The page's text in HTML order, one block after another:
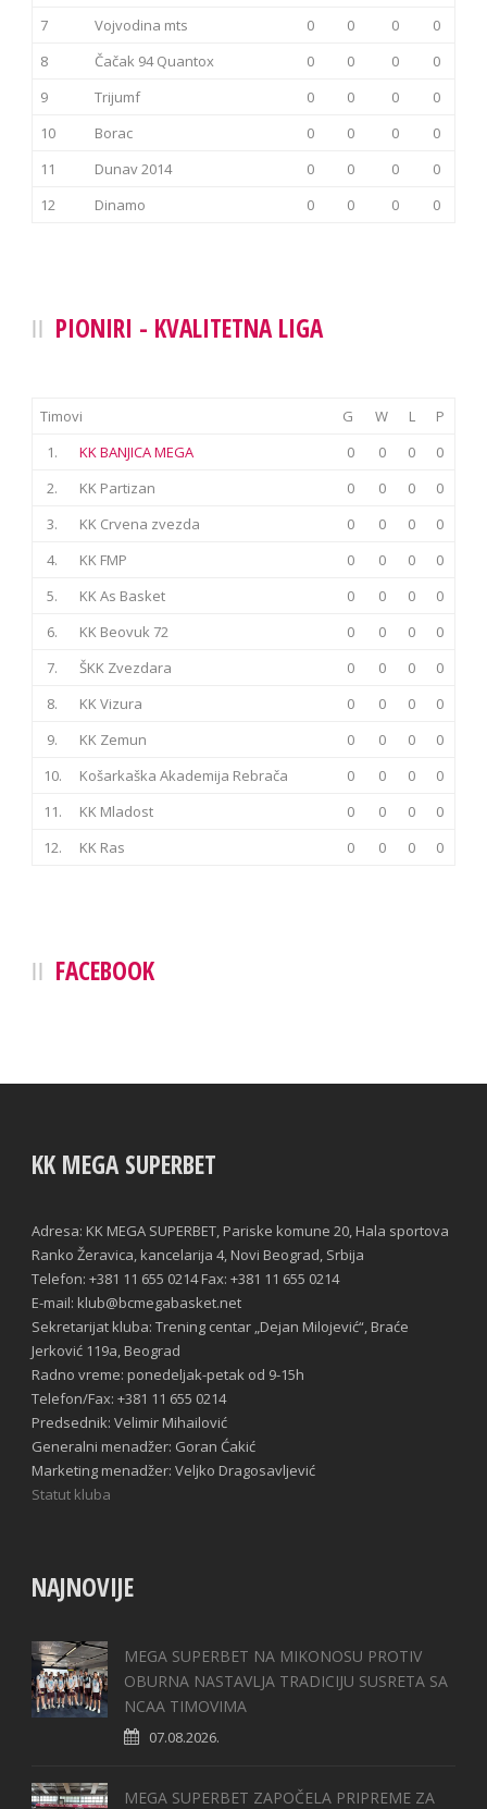
7
Vojvodina mts 0 0 0
0
8
Čačak 94 Quantox 0 0 0
0
9
Trijumf 0 0 0
0
10
Borac 0 0 0
0
11
Dunav 2014 0 0 0
0
12
Dinamo 0 0 0 0
PIONIRI - KVALITETNA LIGA
Timovi G W L
P
1.
KK BANJICA MEGA 0 0 0
0
2.
KK Partizan 0 0 0
0
3.
KK Crvena zvezda 0 0 0
0
4.
KK FMP 0 0 0
0
5.
KK As Basket 0 0 0
0
6.
KK Beovuk 72 0 0 0
0
7.
ŠKK Zvezdara 0 0 0
0
8.
KK Vizura 0 0 0
0
9.
KK Zemun 0 0 0
0
10.
Košarkaška Akademija Rebrača 0 0 0
0
11.
KK Mladost 0 0 0
0
12.
KK Ras 0 0 0 0
FACEBOOK
KK MEGA SUPERBET
Adresa: KK MEGA SUPERBET, Pariske komune 20, Hala sportova
Ranko Žeravica, kancelarija 4, Novi Beograd, Srbija
Telefon: +381 11 655 0214 Fax: +381 11 655 0214
E-mail: klub@bcmegabasket.net
Sekretarijat kluba: Trening centar „Dejan Milojević“, Braće
Jerković 119a, Beograd
Radno vreme: ponedeljak-petak od 9-15h
Telefon/Fax: +381 11 655 0214
Predsednik: Velimir Mihailović
Generalni menadžer: Goran Ćakić
Marketing menadžer: Veljko Dragosavljević
Statut kluba
NAJNOVIJE
MEGA SUPERBET NA MIKONOSU PROTIV
OBURNA NASTAVLJA TRADICIJU SUSRETA SA
NCAA TIMOVIMA
07.08.2026.
MEGA SUPERBET ZAPOČELA PRIPREME ZA